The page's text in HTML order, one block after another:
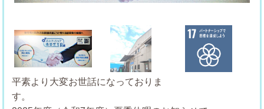
Previous Next
平素より大変お世話になっておりま